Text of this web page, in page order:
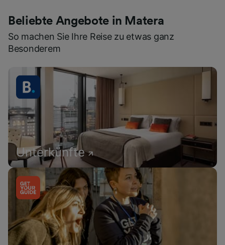
Beliebte Angebote in Matera
So machen Sie Ihre Reise zu etwas ganz
Besonderem
Unterkünfte